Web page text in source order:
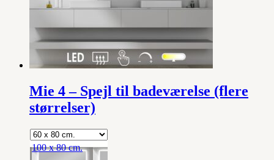
Mie 4 – Spejl til badeværelse (flere
størrelser)
100 x 80 cm.